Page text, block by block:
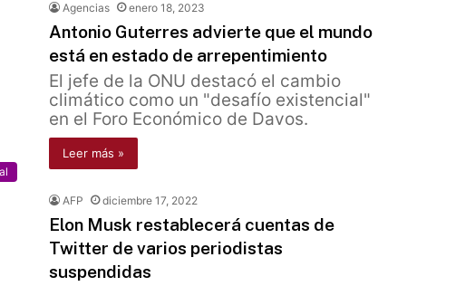
Agencias enero 18, 2023
Antonio Guterres advierte que el mundo
está en estado de arrepentimiento
El jefe de la ONU destacó el cambio
climático como un "desafío existencial"
en el Foro Económico de Davos.
Leer más »
AFP diciembre 17, 2022
Elon Musk restablecerá cuentas de
Twitter de varios periodistas
suspendidas